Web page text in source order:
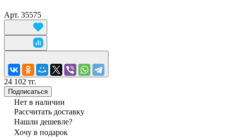
Арт. 35575
24 102 тг.
Подписаться
Нет в наличии
Рассчитать доставку
Нашли дешевле?
Хочу в подарок